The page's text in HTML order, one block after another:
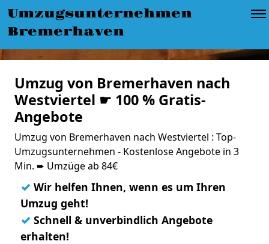
Umzugsunternehmen
Bremerhaven
Umzug von Bremerhaven nach
Westviertel ☛ 100 % Gratis-
Angebote
Umzug von Bremerhaven nach Westviertel : Top-
Umzugsunternehmen - Kostenlose Angebote in 3
Min. ➨ Umzüge ab 84€
✓ Wir helfen Ihnen, wenn es um Ihren
Umzug geht!
✓ Schnell & unverbindlich Angebote
erhalten!